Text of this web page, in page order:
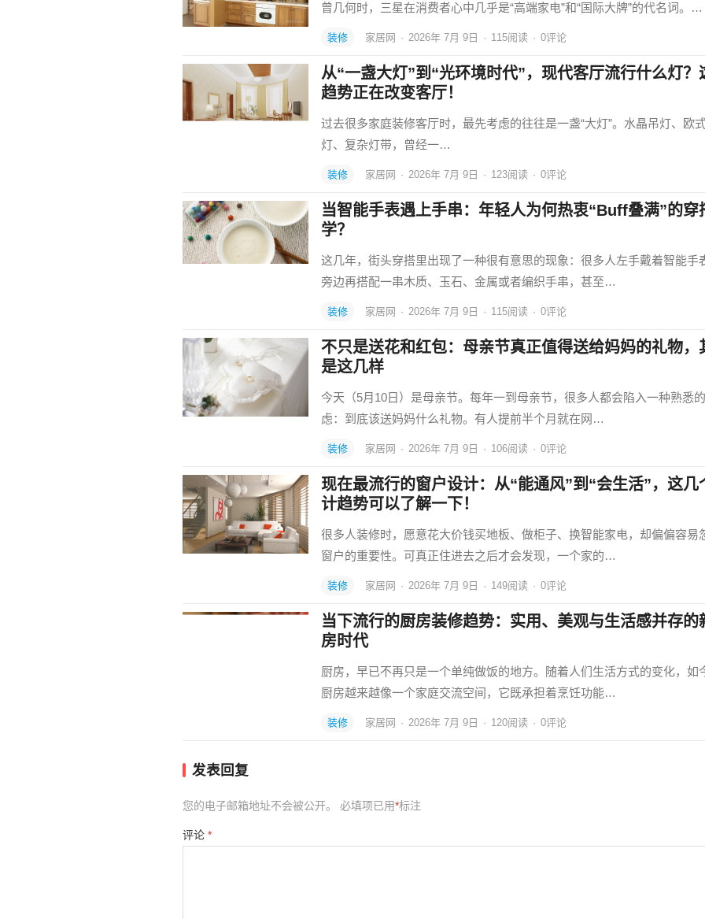
曾几何时，三星在消费者心中几乎是“高端家电”和“国际大牌”的代名词。…
装修 家居网 · 2026年 7月 9日 · 115阅读 · 0评论
从“一盏大灯”到“光环境时代”，现代客厅流行什么灯？
趋势正在改变客厅！
过去很多家庭装修客厅时，最先考虑的往往是一盏“大灯”。水晶吊灯、欧
灯、复杂灯带，曾经一…
装修 家居网 · 2026年 7月 9日 · 123阅读 · 0评论
当智能手表遇上手串：年轻人为何热衷“Buff叠满”的穿
学？
这几年，街头穿搭里出现了一种很有意思的现象：很多人左手戴着智能手
旁边再搭配一串木质、玉石、金属或者编织手串，甚至…
装修 家居网 · 2026年 7月 9日 · 115阅读 · 0评论
不只是送花和红包：母亲节真正值得送给妈妈的礼物，
是这几样
今天（5月10日）是母亲节。每年一到母亲节，很多人都会陷入一种熟悉
虑：到底该送妈妈什么礼物。有人提前半个月就在网…
装修 家居网 · 2026年 7月 9日 · 106阅读 · 0评论
现在最流行的窗户设计：从“能通风”到“会生活”，这几
计趋势可以了解一下！
很多人装修时，愿意花大价钱买地板、做柜子、换智能家电，却偏偏容易
窗户的重要性。可真正住进去之后才会发现，一个家的…
装修 家居网 · 2026年 7月 9日 · 149阅读 · 0评论
当下流行的厨房装修趋势：实用、美观与生活感并存的
房时代
厨房，早已不再只是一个单纯做饭的地方。随着人们生活方式的变化，如
厨房越来越像一个家庭交流空间，它既承担着烹饪功能…
装修 家居网 · 2026年 7月 9日 · 120阅读 · 0评论
发表回复
您的电子邮箱地址不会被公开。 必填项已用*标注
评论 *